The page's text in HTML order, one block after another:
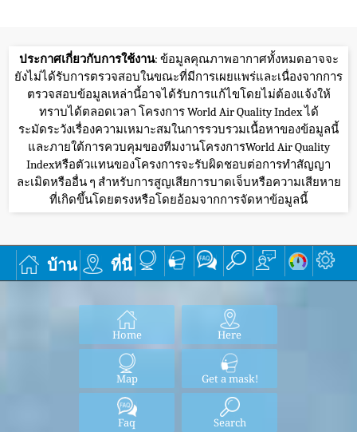
ประกาศเกี่ยวกับการใช้งาน: ข้อมูลคุณภาพอากาศทั้งหมดอาจจะ
ยังไม่ได้รับการตรวจสอบในขณะที่มีการเผยแพร่และเนื่องจากการ
ตรวจสอบข้อมูลเหล่านี้อาจได้รับการแก้ไขโดยไม่ต้องแจ้งให้
ทราบได้ตลอดเวลา โครงการ World Air Quality Index ได้
ระมัดระวังเรื่องความเหมาะสมในการรวบรวมเนื้อหาของข้อมูลนี้
และภายใต้การควบคุมของทีมงานโครงการWorld Air Quality
Indexหรือตัวแทนของโครงการจะรับผิดชอบต่อการทำสัญญา
ละเมิดหรืออื่น ๆ สำหรับการสูญเสียการบาดเจ็บหรือความเสียหาย
ที่เกิดขึ้นโดยตรงหรือโดยอ้อมจากการจัดหาข้อมูลนี้
บ้าน ที่นี่
Home Here
Map Get a mask!
Faq Search